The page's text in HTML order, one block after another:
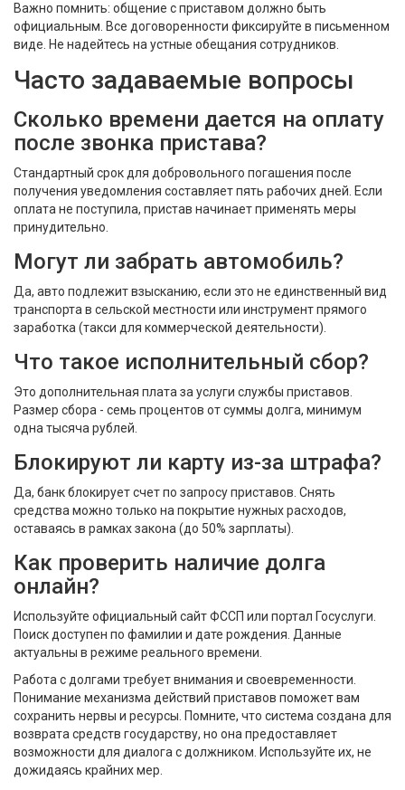
Важно помнить: общение с приставом должно быть
официальным. Все договоренности фиксируйте в письменном
виде. Не надейтесь на устные обещания сотрудников.
Часто задаваемые вопросы
Сколько времени дается на оплату
после звонка пристава?
Стандартный срок для добровольного погашения после
получения уведомления составляет пять рабочих дней. Если
оплата не поступила, пристав начинает применять меры
принудительно.
Могут ли забрать автомобиль?
Да, авто подлежит взысканию, если это не единственный вид
транспорта в сельской местности или инструмент прямого
заработка (такси для коммерческой деятельности).
Что такое исполнительный сбор?
Это дополнительная плата за услуги службы приставов.
Размер сбора - семь процентов от суммы долга, минимум
одна тысяча рублей.
Блокируют ли карту из-за штрафа?
Да, банк блокирует счет по запросу приставов. Снять
средства можно только на покрытие нужных расходов,
оставаясь в рамках закона (до 50% зарплаты).
Как проверить наличие долга
онлайн?
Используйте официальный сайт ФССП или портал Госуслуги.
Поиск доступен по фамилии и дате рождения. Данные
актуальны в режиме реального времени.
Работа с долгами требует внимания и своевременности.
Понимание механизма действий приставов поможет вам
сохранить нервы и ресурсы. Помните, что система создана для
возврата средств государству, но она предоставляет
возможности для диалога с должником. Используйте их, не
дожидаясь крайних мер.